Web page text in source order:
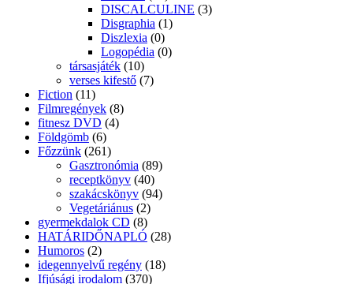
DISCALCULINE (3)
Disgraphia (1)
Diszlexia (0)
Logopédia (0)
társasjáték (10)
verses kifestő (7)
Fiction (11)
Filmregények (8)
fitnesz DVD (4)
Földgömb (6)
Főzzünk (261)
Gasztronómia (89)
receptkönyv (40)
szakácskönyv (94)
Vegetáriánus (2)
gyermekdalok CD (8)
HATÁRIDŐNAPLÓ (28)
Humoros (2)
idegennyelvű regény (18)
Ifjúsági irodalom (370)